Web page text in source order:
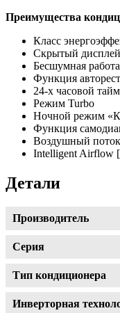
Преимущества
Класс
Скрытый дисплей
Бесшумная
Функция
24-х часовой
Режим Turbo
Ночной режим
Функция
Воздушный
Intelligent Airflow
Детали
Производитель
Серия
Тип кондиционера
Инверторная